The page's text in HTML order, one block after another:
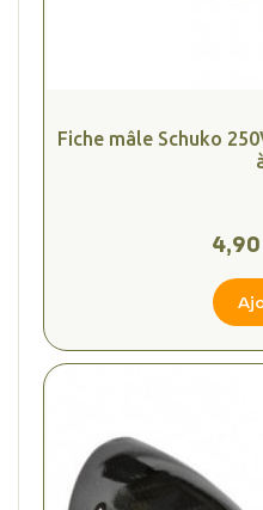
Fiche mâle Schuko
4,90